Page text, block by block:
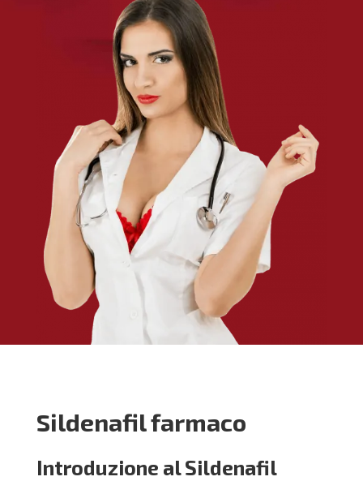
Sildenafil farmaco
Introduzione al Sildenafil